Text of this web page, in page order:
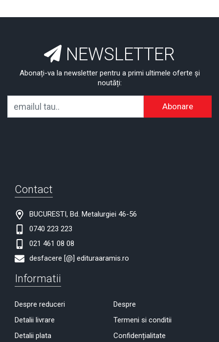
NEWSLETTER
Abonați-va la newsletter pentru a primi ultimele oferte și
noutăți:
Abonare
Contact
BUCURESTI, Bd. Metalurgiei 46-56
0740 223 223
021 461 08 08
desfacere [@] edituraaramis.ro
Informatii
Despre reduceri
Detalii livrare
Detalii plata
Despre
Termeni si conditii
Confidențialitate